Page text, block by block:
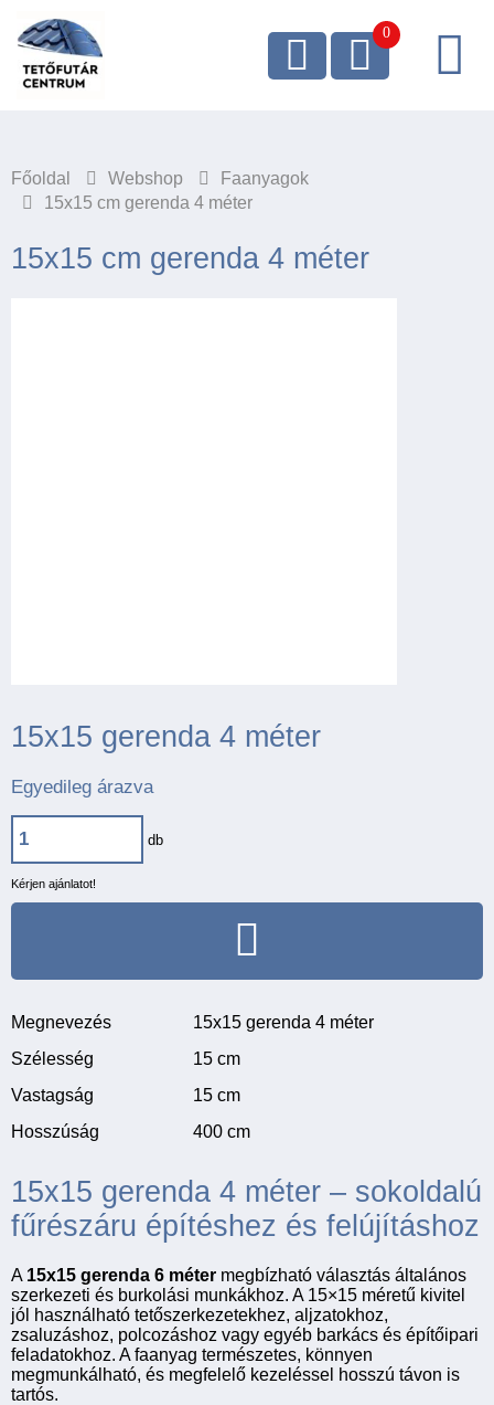
Főoldal Webshop
Faanyagok
15x15 cm gerenda 4 méter
15x15 cm gerenda 4 méter
15x15 gerenda 4 méter
Egyedileg árazva
db
Kérjen ajánlatot!
Megnevezés
15x15 gerenda 4 méter
Szélesség
15 cm
Vastagság
15 cm
Hosszúság
400 cm
15x15 gerenda 4 méter – sokoldalú
fűrészáru építéshez és felújításhoz
A 15x15 gerenda 6 méter megbízható választás általános
szerkezeti és burkolási munkákhoz. A 15×15 méretű kivitel
jól használható tetőszerkezetekhez, aljzatokhoz,
zsaluzáshoz, polcozáshoz vagy egyéb barkács és építőipari
feladatokhoz. A faanyag természetes, könnyen
megmunkálható, és megfelelő kezeléssel hosszú távon is
tartós.